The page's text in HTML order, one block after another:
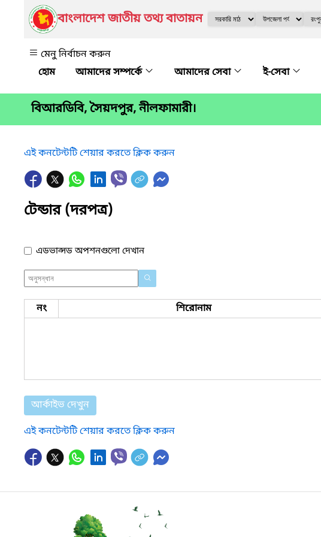
বাংলাদেশ জাতীয় তথ্য বাতায়ন
মেনু নির্বাচন করুন
আমাদের সম্পর্কে
আমাদের সেবা ই-সেবা
বিআরডিবি, সৈয়দপুর, নীলফামারী।
এই কনটেন্টটি শেয়ার করতে ক্লিক করুন
টেন্ডার (দরপত্র)
এডভান্সড অপশনগুলো দেখান
নং শিরোনাম
আর্কাইভ দেখুন
এই কনটেন্টটি শেয়ার করতে ক্লিক করুন